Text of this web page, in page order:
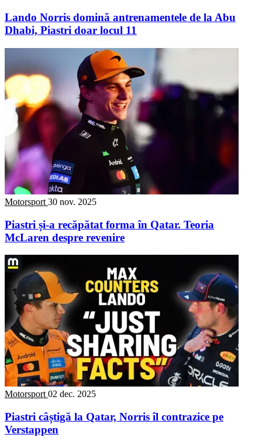
Lando Norris domină antrenamentele de la Abu
Dhabi, Piastri doar locul 11
Motorsport 30 nov. 2025
Piastri și-a recăpătat forma în Qatar. Teoria
McLaren despre revenire
Motorsport 02 dec. 2025
Piastri câștigă la Qatar, Norris îl contrazice pe
Verstappen